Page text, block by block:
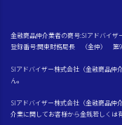
金融商品仲介業者の商号:SIアドバイザ
登録番号:関東財務局長 （金仲） 第
SIアドバイザー株式会社（金融商品仲
ん。
SIアドバイザー株式会社（金融商品仲
介業に関してお客様から金銭若しくは